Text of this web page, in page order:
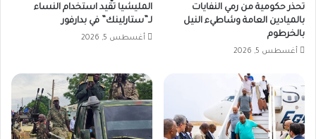
تحذر حكومية من رمي النفايات
بالميادين العامة وشاطيء النيل
بالخرطوم
أغسطس 5, 2026
المليشيا تقّيد استخدام النساء
لـ”ستارلينك” في بدارفور
أغسطس 5, 2026